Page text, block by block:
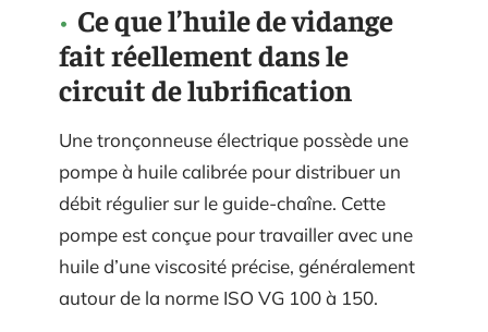
Ce que l’huile de vidange
fait réellement dans le
circuit de lubrification
Une tronçonneuse électrique possède une
pompe à huile calibrée pour distribuer un
débit régulier sur le guide-chaîne. Cette
pompe est conçue pour travailler avec une
huile d’une viscosité précise, généralement
autour de la norme ISO VG 100 à 150.